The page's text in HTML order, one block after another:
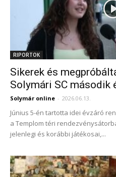
RIPORTOK
Sikerek és
Solymári SC második
Solymár online - 2026.06.13.
Június 5-én tartotta idei évzáró
a Templom téri
jelenlegi és korábbi játékosai,...